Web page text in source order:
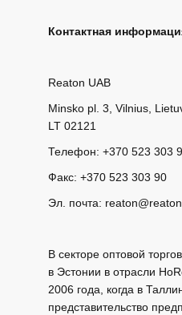
Контактная
Reaton UAB
Minsko pl. 3, Vilnius,
LT 02121
Телефон: +370 523 303
Факс: +370 523 303 90
Эл. почта:
В секторе оптовой
в Эстонии в отрасли
2006 года, когда в
представительство